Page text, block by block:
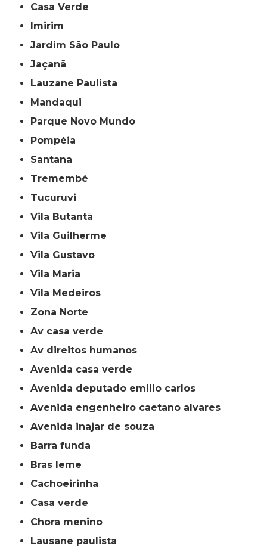
Casa Verde
Imirim
Jardim São Paulo
Jaçanã
Lauzane Paulista
Mandaqui
Parque Novo Mundo
Pompéia
Santana
Tremembé
Tucuruvi
Vila Butantã
Vila Guilherme
Vila Gustavo
Vila Maria
Vila Medeiros
Zona Norte
av casa verde
av direitos humanos
avenida casa verde
avenida deputado emilio carlos
avenida engenheiro caetano alvares
avenida inajar de souza
barra funda
bras leme
cachoeirinha
casa verde
chora menino
lausane paulista